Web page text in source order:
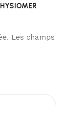
Les champs